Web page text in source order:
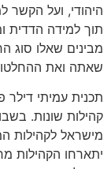
היהודי, ועל הקשר
תוך למידה הדדית
מבינים שאלו סוג
שאתה ואת
מישראל לקהילות
יתארחו הקהילות